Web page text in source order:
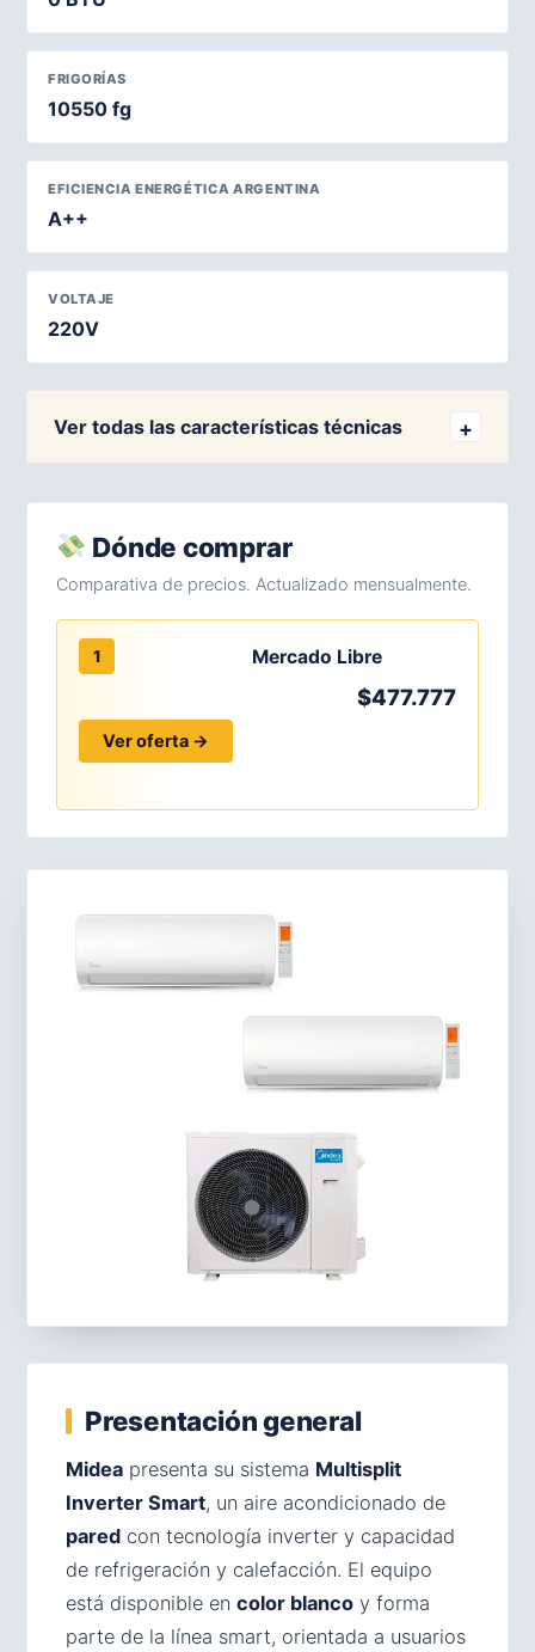
FRIGORÍAS
10550 fg
EFICIENCIA ENERGÉTICA ARGENTINA
A++
VOLTAJE
220V
Ver todas las características técnicas
Dónde comprar
Comparativa de precios. Actualizado mensualmente.
1 Mercado Libre
$477.777
Ver oferta →
Presentación general
Midea presenta su sistema Multisplit
Inverter Smart, un aire acondicionado de
pared con tecnología inverter y capacidad
de refrigeración y calefacción. El equipo
está disponible en color blanco y forma
parte de la línea smart, orientada a usuarios